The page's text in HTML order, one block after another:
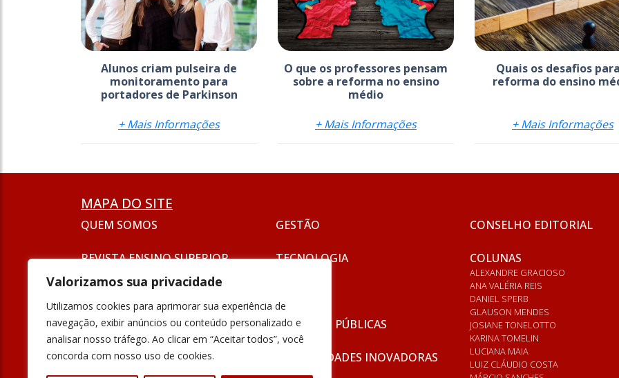
Valorizamos sua privacidade
Utilizamos cookies para aprimorar sua experiência de
navegação, exibir anúncios ou conteúdo personalizado e
analisar nosso tráfego. Ao clicar em “Aceitar todos”, você
concorda com nosso uso de cookies.
Alunos criam pulseira de
monitoramento para
portadores de Parkinson
+ Mais Informações
O que os professores pensam
sobre a reforma no ensino
médio
+ Mais Informações
Quais os desafios
reforma do ensino
+ Mais Informações
MAPA DO SITE
QUEM SOMOS
REVISTA ENSINO SUPERIOR
SEJA UM ANUNCIANTE
FORMAÇÃO
INOVAÇÃO
GESTÃO
TECNOLOGIA
POLÍTICAS PÚBLICAS
UNIVERSIDADES INOVADORAS
CONSELHO EDITORIAL
COLUNAS
ALEXANDRE GRACIOSO
ANA VALÉRIA REIS
DANIEL SPERB
GLAUSON MENDES
JOSIANE TONELOTTO
KARINA TOMELIN
LUCIANA MAIA
LUIZ CLÁUDIO COSTA